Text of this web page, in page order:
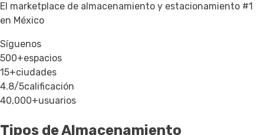
El marketplace de almacenamiento y estacionamiento #1
en México
Síguenos
500+espacios
15+ciudades
4.8/5calificación
40,000+usuarios
Tipos de Almacenamiento